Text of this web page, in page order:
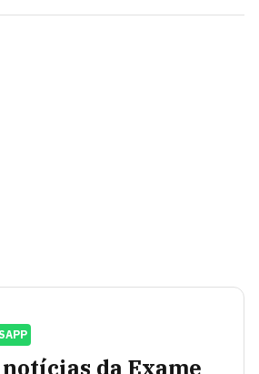
notícias da Exame